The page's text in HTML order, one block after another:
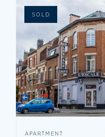
SOLD
APARTMENT